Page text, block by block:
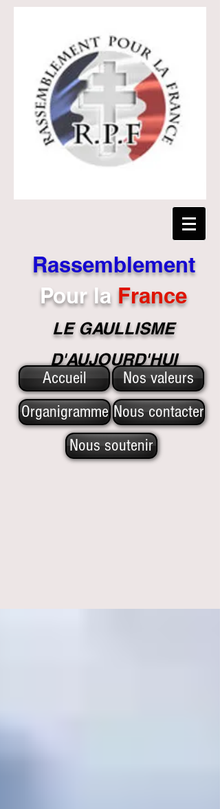
Rassemblement
Pour la France
LE GAULLISME
D'AUJOURD'HUI
Accueil
Nos valeurs
Organigramme Nous contacter
Nous soutenir